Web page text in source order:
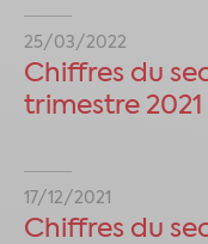
25/03/2022
Chiffres du
trimestre 2021
17/12/2021
Chiffres du